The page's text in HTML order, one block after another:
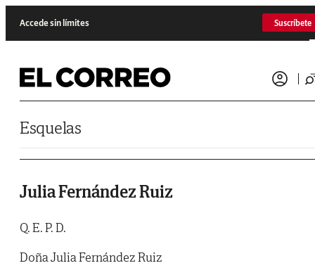
Accede sin límites Suscríbete
Esquelas
Julia Fernández Ruiz
Q. E. P. D.
Doña Julia Fernández Ruiz